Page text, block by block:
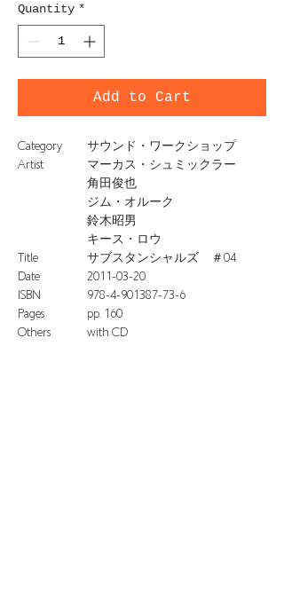
Quantity *
Add to Cart
Category サウンド・ワークショップ
Artist
マーカス・シュミックラー
角田俊也
ジム・オルーク
鈴木昭男
キース・ロウ
Title
サブスタンシャルズ ＃04
Date
2011-03-20
ISBN
978-4-901387-73-6
Pages
pp. 160
Others
with CD